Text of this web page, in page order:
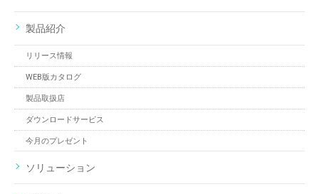
製品紹介
リリース情報
WEB版カタログ
製品取扱店
ダウンロードサービス
今月のプレゼント
ソリューション